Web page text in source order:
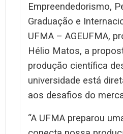
Empreendedorismo,
Graduação e
UFMA – AGEUFMA,
Hélio Matos, a
produção científica
universidade está
aos desafios do
“A UFMA preparou